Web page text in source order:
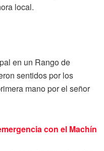
local.
en un Rango de
sentidos por los
mano por el señor
con el Machín